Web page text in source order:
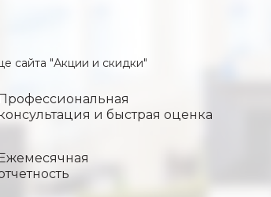
и быстрая оценка
сайта "Акции и скидки"